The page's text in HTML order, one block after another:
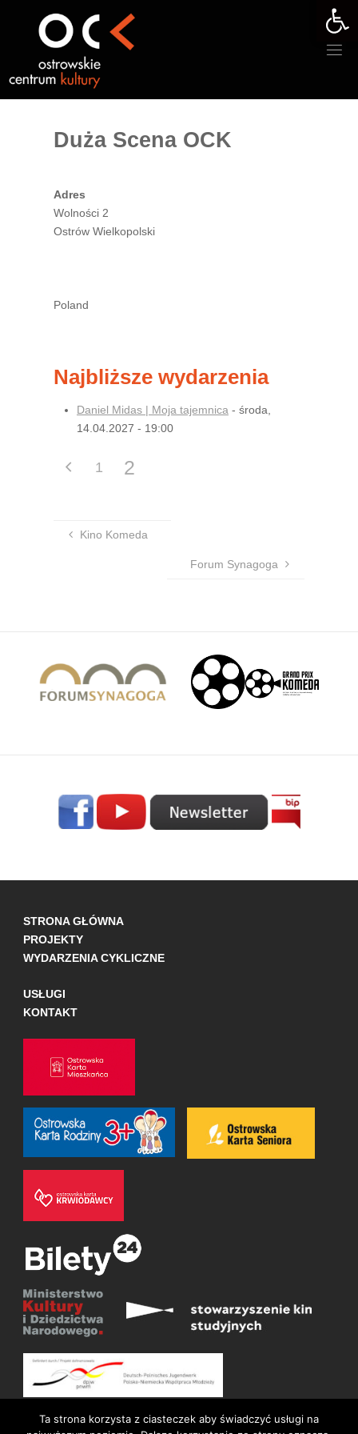
Duża Scena OCK
Adres
Wolności 2
Ostrów Wielkopolski
Poland
Najbliższe wydarzenia
Daniel Midas | Moja tajemnica - środa,
14.04.2027 - 19:00
1 2
Kino Komeda
Forum Synagoga
STRONA GŁÓWNA
PROJEKTY
WYDARZENIA CYKLICZNE
USŁUGI
KONTAKT
Ta strona korzysta z ciasteczek aby świadczyć usługi na